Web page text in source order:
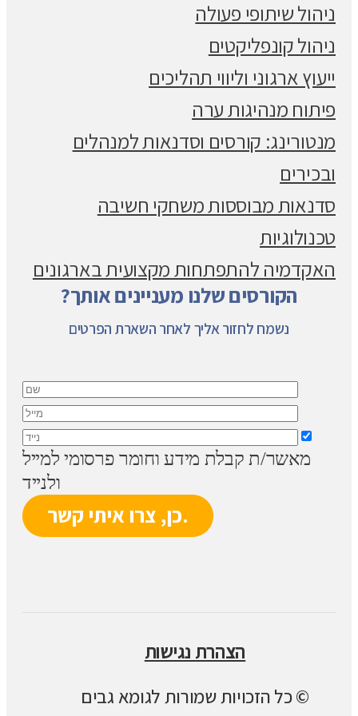
ניהול שיתופי פעולה
ניהול קונפליקטים
ייעוץ ארגוני וליווי תהליכים
פיתוח מנהיגות ערה
מנטורינג: קורסים וסדנאות למנהלים
ובכירים
סדנאות מבוססות משחקי חשיבה
טכנולוגיות
האקדמיה להתפתחות מקצועית בארגונים
הקורסים שלנו מעניינים אותך?
נשמח לחזור אליך לאחר השארת הפרטים
מאשר/ת קבלת מידע וחומר פרסומי למייל
ולנייד
הצהרת נגישות
© כל הזכויות שמורות לגומא גבים